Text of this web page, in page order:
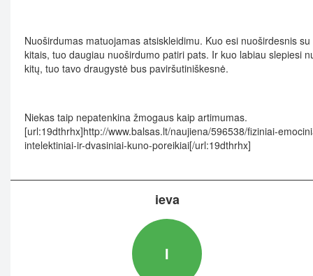
Nuoširdumas matuojamas atsiskleidimu. Kuo esi nuoširdesnis su
kitais, tuo daugiau nuoširdumo patiri pats. Ir kuo labiau slepiesi
kitų, tuo tavo draugystė bus paviršutiniškesnė.
Niekas taip nepatenkina žmogaus kaip artimumas.
[url:19dthrhx]http://www.balsas.lt/naujiena/596538/fiziniai-
intelektiniai-ir-dvasiniai-kuno-poreikiai[/url:19dthrhx]
ieva
I